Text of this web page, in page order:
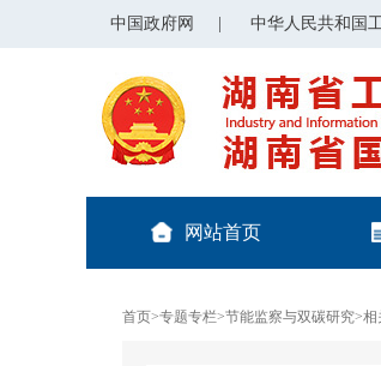
中国政府网 中华人民共和国
网站首页
首页>专题专栏>节能监察与双碳研究>相